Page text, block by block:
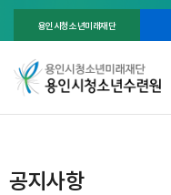
용인시청소년미래재단
공지사항